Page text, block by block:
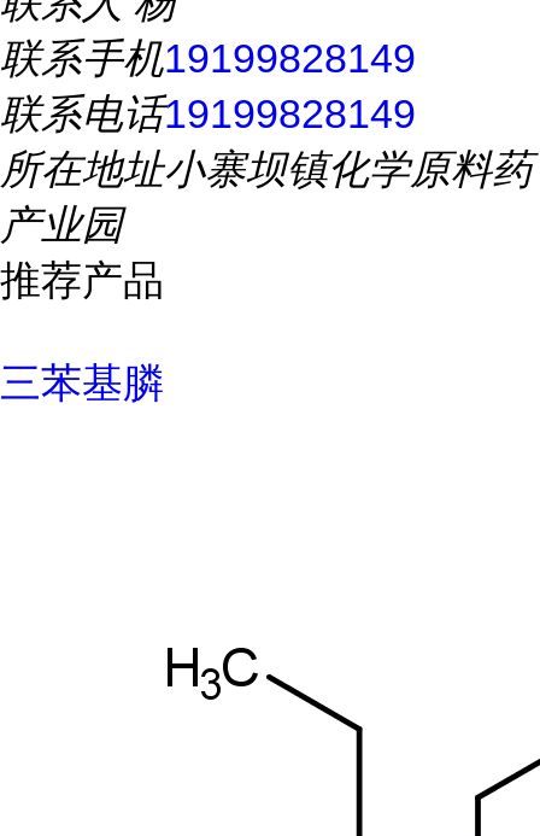
联系手机19199828149
联系电话19199828149
所在地址小寨坝镇化学原料药
产业园
推荐产品
三苯基膦